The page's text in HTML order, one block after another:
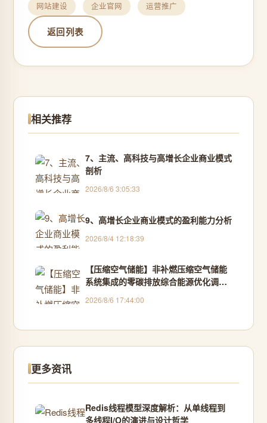
网站建设 企业官网 运营推广
返回列表
相关推荐
7、主流、高科技与高增长企业商业模式
剖析
2026/8/6 3:05:33
9、高增长企业商业模式的盈利能力分析
2026/8/4 12:18:39
【压缩空气储能】非补燃压缩空气储能
系统集成的零碳排放综合能源优化调度
2026/8/6 17:44:00
更多资讯
Redis线程模型深度解析：从单线程到
多线程I/O的演进与设计哲学